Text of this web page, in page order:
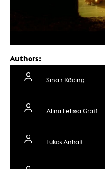
Authors:
Sinah Käding
Alina Felissa Graff
Lukas Anhalt